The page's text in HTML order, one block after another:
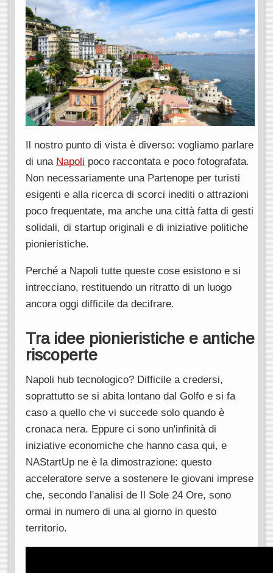
Il nostro punto di vista è diverso: vogliamo parlare
di una Napoli poco raccontata e poco fotografata.
Non necessariamente una Partenope per turisti
esigenti e alla ricerca di scorci inediti o attrazioni
poco frequentate, ma anche una città fatta di gesti
solidali, di startup originali e di iniziative politiche
pionieristiche.
Perché a Napoli tutte queste cose esistono e si
intrecciano, restituendo un ritratto di un luogo
ancora oggi difficile da decifrare.
Tra idee pionieristiche e antiche
riscoperte
Napoli hub tecnologico? Difficile a credersi,
soprattutto se si abita lontano dal Golfo e si fa
caso a quello che vi succede solo quando è
cronaca nera. Eppure ci sono un'infinità di
iniziative economiche che hanno casa qui, e
NAStartUp ne è la dimostrazione: questo
acceleratore serve a sostenere le giovani imprese
che, secondo l'analisi de Il Sole 24 Ore, sono
ormai in numero di una al giorno in questo
territorio.